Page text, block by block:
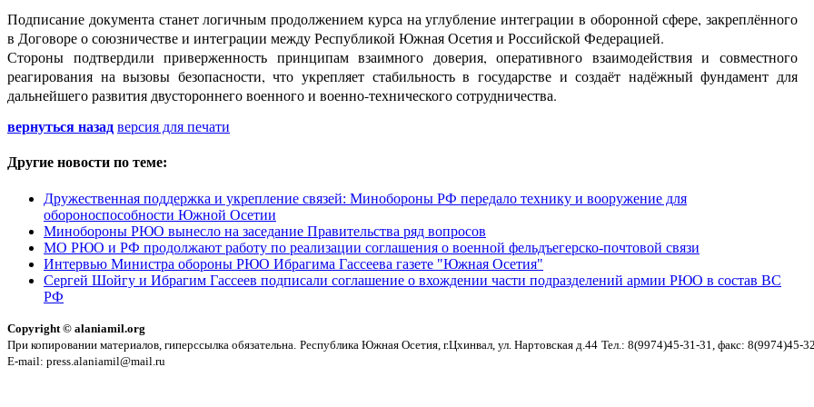
Подписание документа станет логичным продолжением курса на углубление интеграции в оборонной сфере, закреплённого
в Договоре о союзничестве и интеграции между Республикой Южная Осетия и Российской Федерацией.
Стороны подтвердили приверженность принципам взаимного доверия, оперативного взаимодействия и совместного
реагирования на вызовы безопасности, что укрепляет стабильность в государстве и создаёт надёжный фундамент для
дальнейшего развития двустороннего военного и военно-технического сотрудничества.
вернуться назад версия для печати
Другие новости по теме:
Дружественная поддержка и укрепление связей: Минобороны РФ передало технику и вооружение для
обороноспособности Южной Осетии
Минобороны РЮО вынесло на заседание Правительства ряд вопросов
МО РЮО и РФ продолжают работу по реализации соглашения о военной фельдъегерско-почтовой связи
Интервью Министра обороны РЮО Ибрагима Гассеева газете "Южная Осетия"
Сергей Шойгу и Ибрагим Гассеев подписали соглашение о вхождении части подразделений армии РЮО в состав ВС
РФ
Copyright © alaniamil.org
При копировании материалов, гиперссылка обязательна. Республика Южная Осетия, г.Цхинвал, ул. Нартовская д.44 Тел.: 8(9974)45-31-31, факс: 8(9974)45-
E-mail: press.alaniamil@mail.ru